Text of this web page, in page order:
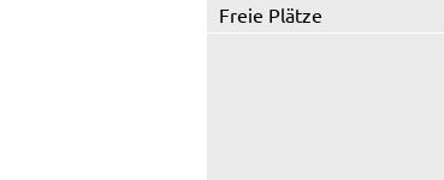
Freie Plätze